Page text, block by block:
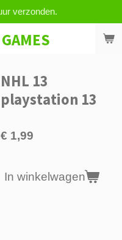
GAMES
NHL 13
playstation 13
€ 1,99
In winkelwagen